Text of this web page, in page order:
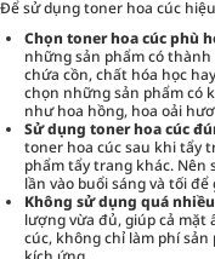
Để sử dụng toner hoa cúc
Chọn toner hoa cúc phù
những sản phẩm có
chứa cồn, chất hóa học
chọn những sản phẩm có
như hoa hồng, hoa oải
Sử dụng toner hoa cúc
toner hoa cúc sau khi tẩy
phẩm tẩy trang khác. Nên
lần vào buổi sáng và tối
Không sử dụng quá
lượng vừa đủ, giúp cả mặt
cúc, không chỉ làm phí sản